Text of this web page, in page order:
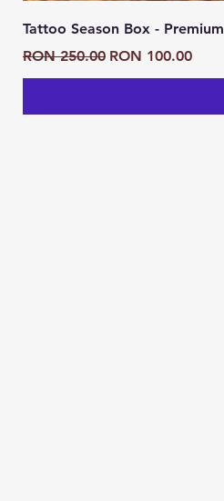
Tattoo Season Box - Premium
Regular Price
RON 250.00 Sale Price
RON 100.00